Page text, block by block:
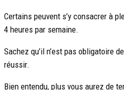
Certains peuvent s’y consacrer à
4 heures par semaine.
Sachez qu’il n’est pas obligatoire
réussir.
Bien entendu, plus vous aurez de